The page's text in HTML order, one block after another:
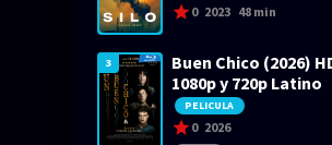
0 2023 48 min
3
Buen Chico (2026)
1080p y 720p Latino
PELICULA
0 2026